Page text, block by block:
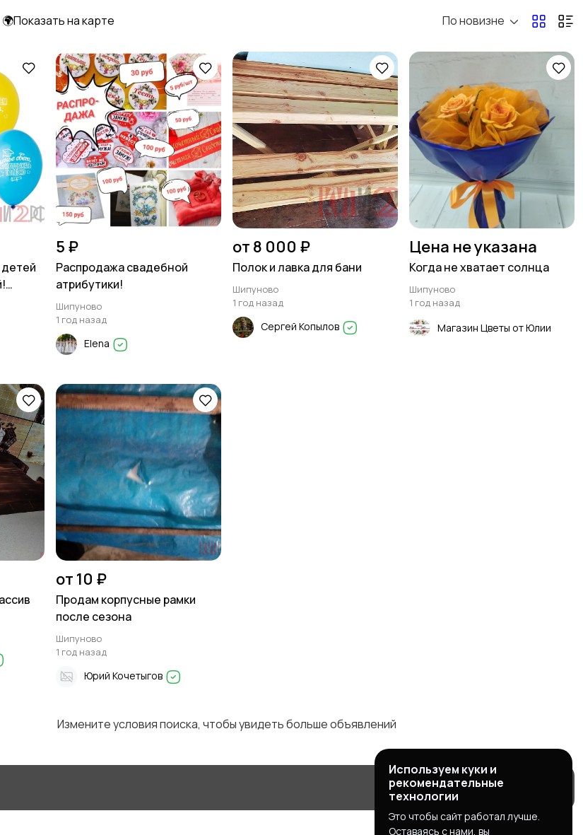
🌍Показать на карте По новизне
5 ₽
Распродажа свадебной
атрибутики!
Шипуново
1 год назад
Elena
от 8 000 ₽
Полок и лавка для бани
Шипуново
1 год назад
Сергей Копылов
Цена не указана
Когда не хватает солнца
Шипуново
1 год назад
Магазин Цветы от Юлии
от 10 ₽
Продам корпусные рамки
после сезона
Шипуново
1 год назад
Юрий Кочетыгов
Измените условия поиска, чтобы увидеть больше объявлений
Используем куки и
рекомендательные
технологии
Это чтобы сайт работал лучше.
Оставаясь с нами, вы